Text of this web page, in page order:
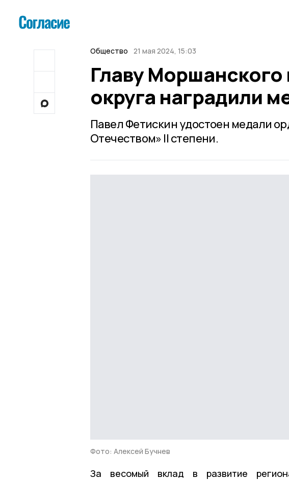
Общество 21 мая 2024, 15:03
Главу
округа наградили
Павел Фетискин удостоен медали
Отечеством» II степени.
Фото: Алексей Бучнев
За весомый вклад в развитие